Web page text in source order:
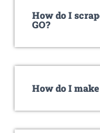
How do I
GO?
How do I